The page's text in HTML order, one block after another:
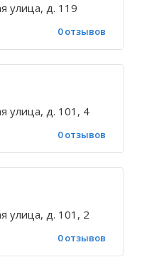
улица, д. 119
0 отзывов
улица, д. 101, 4
0 отзывов
улица, д. 101, 2
0 отзывов